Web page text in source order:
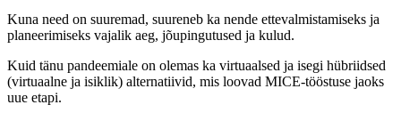
Kuna need on suuremad, suureneb ka nende ettevalmistamiseks ja
planeerimiseks vajalik aeg, jõupingutused ja kulud.
Kuid tänu pandeemiale on olemas ka virtuaalsed ja isegi hübriidsed
(virtuaalne ja isiklik) alternatiivid, mis loovad MICE-tööstuse jaoks
uue etapi.